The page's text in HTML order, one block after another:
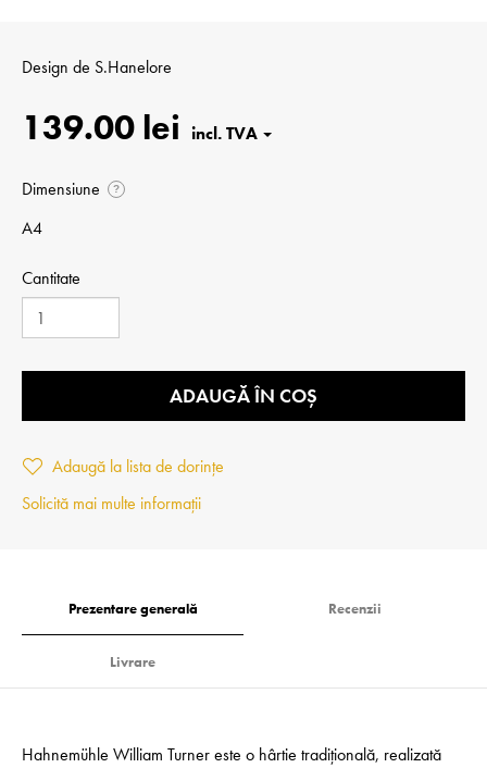
Design de S.Hanelore
139.00 lei
Dimensiune ?
A4
Cantitate
ADAUGĂ ÎN COȘ
Adaugă la lista de dorințe
Solicită mai multe informații
Prezentare generală Recenzii
Livrare
Hahnemühle William Turner este o hârtie tradițională, realizată